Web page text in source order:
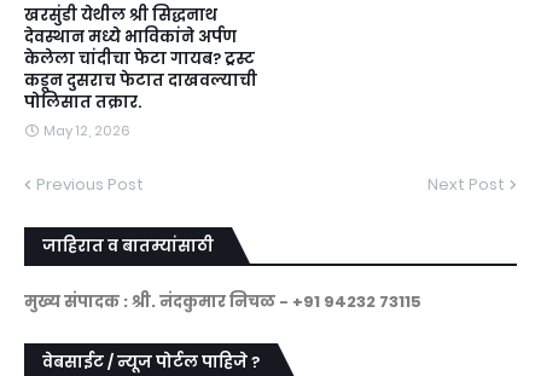
खरसुंडी येथील श्री सिद्धनाथ
देवस्थान मध्ये भाविकांने अर्पण
केलेला चांदीचा फेटा गायब? ट्रस्ट
कडून दुसराच फेटात दाखवल्याची
पोलिसात तक्रार.
May 12, 2026
Previous Post Next Post
जाहिरात व बातम्यांसाठी
मुख्य संपादक : श्री. नंदकुमार निचळ - +91 94232 73115
वेबसाईट / न्यूज पोर्टल पाहिजे ?